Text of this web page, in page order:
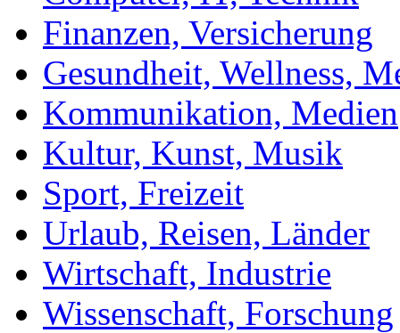
Finanzen, Versicherung
Gesundheit, Wellness,
Kommunikation, Medien
Kultur, Kunst, Musik
Sport, Freizeit
Urlaub, Reisen, Länder
Wirtschaft, Industrie
Wissenschaft, Forschung